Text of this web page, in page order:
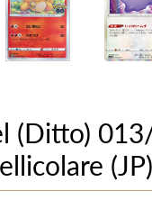
(Ditto)